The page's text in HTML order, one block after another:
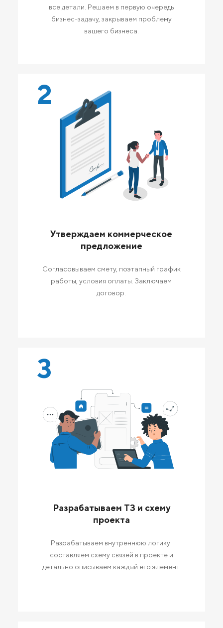
все детали. Решаем в первую очередь
бизнес-задачу, закрываем проблему
вашего бизнеса.
2
Утверждаем коммерческое
предложение
Согласовываем смету, поэтапный график
работы, условия оплаты. Заключаем
договор.
3
Разрабатываем ТЗ и схему
проекта
Разрабатываем внутреннюю логику:
составляем схему связей в проекте и
детально описываем каждый его элемент.